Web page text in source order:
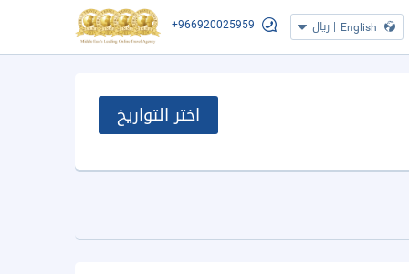
English
| ريال +966920025959
اختر التواريخ